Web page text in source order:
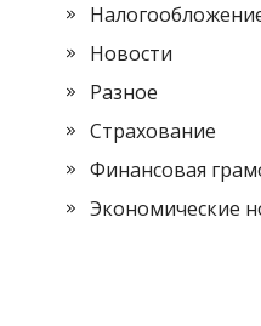
Новости
Разное
Страхование
Финансовая
Экономические